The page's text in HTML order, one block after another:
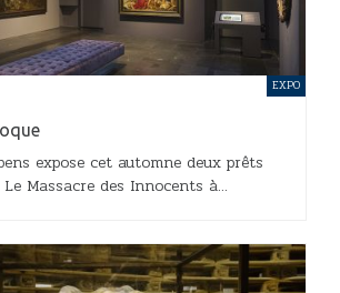
expose cet automne deux prêts
Massacre des Innocents à...
EXPO